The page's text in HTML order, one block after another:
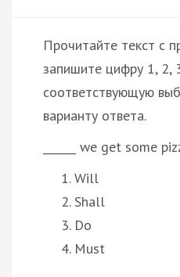
Прочитайте текст с
запишите цифру 1, 2,
соответствующую
варианту ответа.
______ we get some
Will
Shall
Do
Must